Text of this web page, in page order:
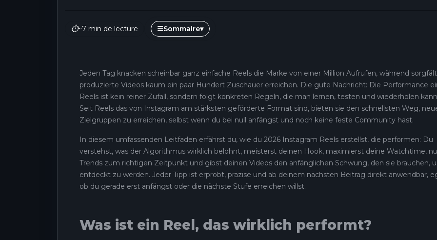
⏱~7 min de lecture ☰Sommaire▾
Jeden Tag knacken scheinbar ganz einfache Reels die Marke von einer Million Aufrufen, während
produzierte Videos kaum ein paar Hundert Zuschauer erreichen. Die gute Nachricht: Die Performance
Reels ist kein reiner Zufall, sondern folgt konkreten Regeln, die man lernen, testen und wiederholen
Seit Reels das von Instagram am stärksten geförderte Format sind, bieten sie den schnellsten Weg,
Zielgruppen zu erreichen, selbst wenn du bei null anfängst und noch keine feste Community hast.
In diesem umfassenden Leitfaden erfährst du, wie du 2026 Instagram Reels erstellst, die performen: Du
verstehst, was der Algorithmus wirklich belohnt, meisterst deinen Hook, maximierst deine Watchtime,
Trends zum richtigen Zeitpunkt und gibst deinen Videos den anfänglichen Schwung, den sie brauchen,
entdeckt zu werden. Jeder Tipp ist erprobt, präzise und ab deinem nächsten Beitrag direkt anwendbar,
ob du gerade erst anfängst oder die nächste Stufe erreichen willst.
Was ist ein Reel, das wirklich performt?